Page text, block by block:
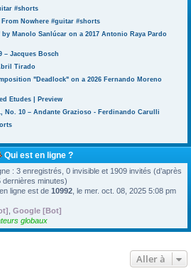
#shorts
Nowhere #guitar #shorts
Manolo Sanlúcar on a 2017 Antonio Raya Pardo
– Jacques Bosch
Tirado
"Deadlock" on a 2026 Fernando Moreno
Etudes | Preview
No. 10 – Andante Grazioso - Ferdinando Carulli
Qui est en ligne ?
: 3 enregistrés, 0 invisible et 1909 invités (d’après
dernières minutes)
ligne est de 10992 , le mer. oct. 08, 2025 5:08 pm
Google [Bot]
globaux
Aller à